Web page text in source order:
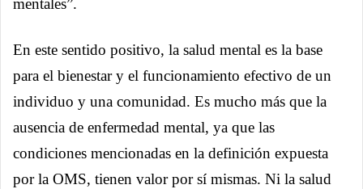
mentales”.
En este sentido positivo, la salud mental es la base
para el bienestar y el funcionamiento efectivo de un
individuo y una comunidad. Es mucho más que la
ausencia de enfermedad mental, ya que las
condiciones mencionadas en la definición expuesta
por la OMS, tienen valor por sí mismas. Ni la salud